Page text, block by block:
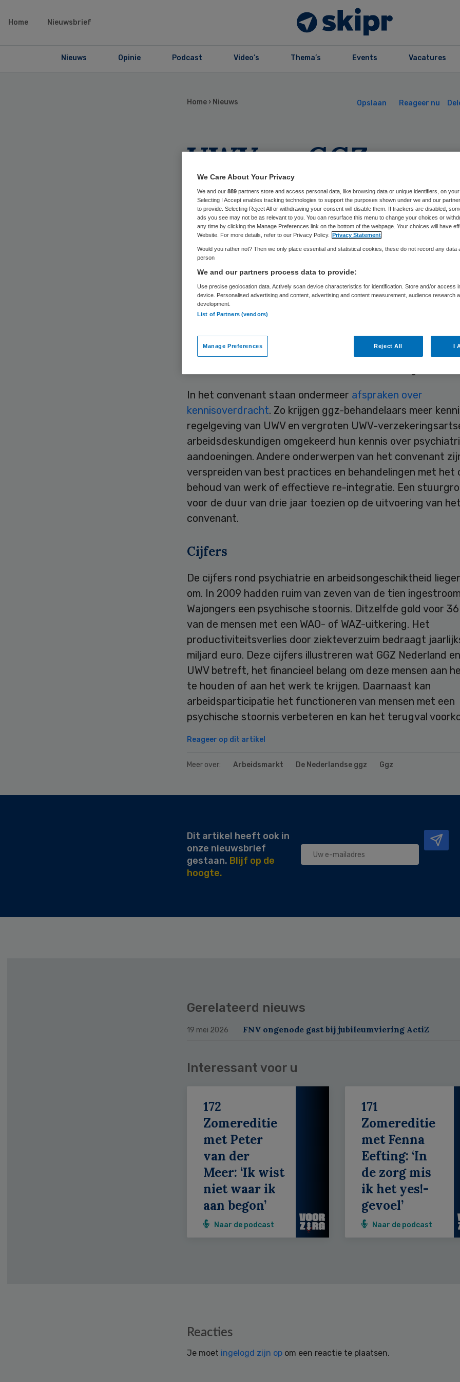
Home Nieuwsbrief
Nieuws Opinie Podcast Video’s Thema’s Events Vacatures
Home › Nieuws Opslaan Reageer nu
UWV en GGZ
Nederland helpen
cliënt aan werk
UWV en GGZ Nederland gaan samenwerken om de
bevorderen, waardoor zij betaald werk kunnen doen of
blijven verrichten. De organisaties hebben hiertoe een
In het convenant staan ondermeer afspraken over
kennisoverdracht. Zo krijgen ggz-behandelaars meer
regelgeving van UWV en vergroten UWV-
arbeidsdeskundigen omgekeerd hun kennis over
aandoeningen. Andere onderwerpen van het convenant
verspreiden van best practices en behandelingen met het
behoud van werk of effectieve re-integratie. Een
voor de duur van drie jaar toezien op de uitvoering van het
convenant.
Cijfers
De cijfers rond psychiatrie en arbeidsongeschiktheid
om. In 2009 hadden ruim van zeven van de tien
Wajongers een psychische stoornis. Ditzelfde gold voor
van de mensen met een WAO- of WAZ-uitkering. Het
productiviteitsverlies door ziekteverzuim bedraagt
miljard euro. Deze cijfers illustreren wat GGZ Nederland
UWV betreft, het financieel belang om deze mensen aan
te houden of aan het werk te krijgen. Daarnaast kan
arbeidsparticipatie het functioneren van mensen met een
psychische stoornis verbeteren en kan het terugval
Reageer op dit artikel
Meer over: Arbeidsmarkt De Nederlandse ggz Ggz
Dit artikel heeft ook in
onze nieuwsbrief
gestaan. Blijf op de
hoogte.
Gerelateerd nieuws
19 mei 2026 FNV ongenode gast bij jubileumviering ActiZ
Interessant voor u
172
Zomereditie
met Peter
van der
Meer: ‘Ik wist
niet waar ik
aan begon’
Naar de podcast
171
Zomereditie
met Fenna
Eefting: ‘In
de zorg mis
ik het yes!-
gevoel’
Naar de podcast
Reacties
Je moet ingelogd zijn op om een reactie te plaatsen.
We Care About Your Privacy
We and our 889 partners store and access personal data, like browsing data or unique identifiers, on your
Selecting I Accept enables tracking technologies to support the purposes shown under we and our
to provide. Selecting Reject All or withdrawing your consent will disable them. If trackers are disabled,
ads you see may not be as relevant to you. You can resurface this menu to change your choices or
any time by clicking the Manage Preferences link on the bottom of the webpage. Your choices will have
Website. For more details, refer to our Privacy Policy. Privacy Statement
Would you rather not? Then we only place essential and statistical cookies, these do not record any data
person
We and our partners process data to provide:
Use precise geolocation data. Actively scan device characteristics for identification. Store and/or access
device. Personalised advertising and content, advertising and content measurement, audience research
development.
List of Partners (vendors)
Manage Preferences Reject All I